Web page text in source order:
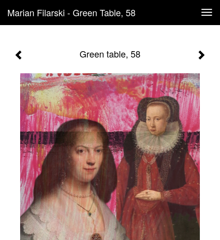
Marian Filarski - Green Table, 58
Green table, 58